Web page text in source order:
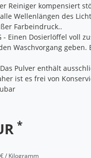
Reiniger kompensiert
Wellenlängen des
Farbeindruck..
- Einen Dosierlöffel voll
Waschvorgang geben.
Pulver enthält
ist es frei von
*
/ Kilogramm